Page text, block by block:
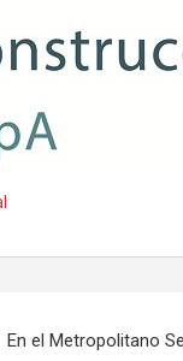
En el Metropolitano